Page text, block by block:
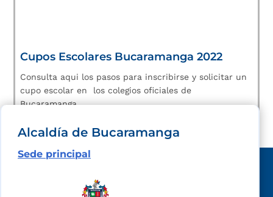
Cupos Escolares Bucaramanga 2022
Consulta aqui los pasos para inscribirse y solicitar un
cupo escolar en los colegios oficiales de
Bucaramanga.
Alcaldía de Bucaramanga
Sede principal